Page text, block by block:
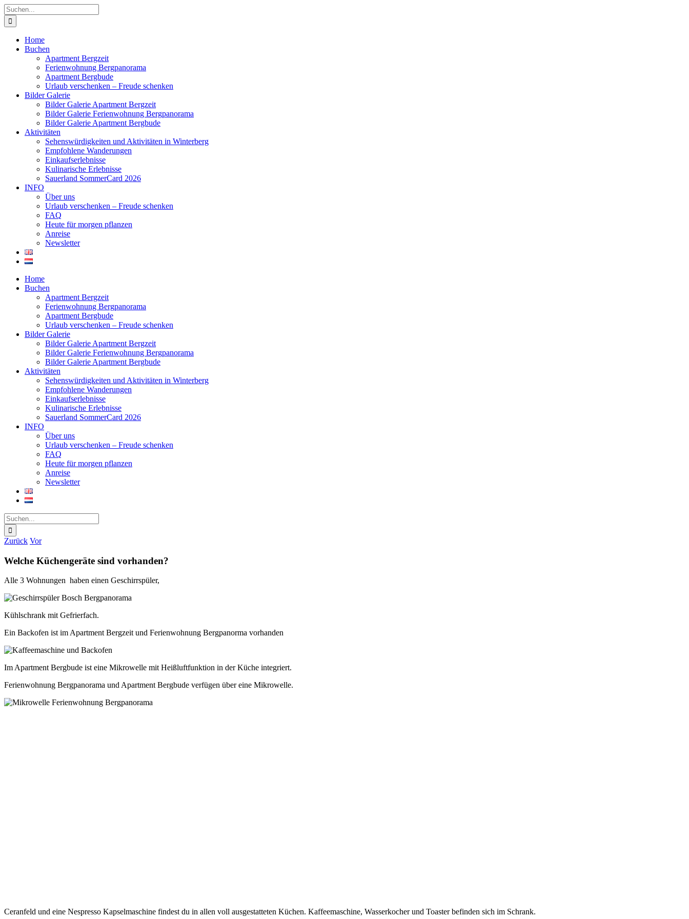
Zum
Inhalt
springen
Suche
nach:
Home
Buchen
Apartment Bergzeit
Ferienwohnung Bergpanorama
Apartment Bergbude
Urlaub verschenken – Freude schenken
Bilder Galerie
Bilder Galerie Apartment Bergzeit
Bilder Galerie Ferienwohnung Bergpanorama
Bilder Galerie Apartment Bergbude
Aktivitäten
Sehenswürdigkeiten und Aktivitäten in Winterberg
Empfohlene Wanderungen
Einkaufserlebnisse
Kulinarische Erlebnisse
Sauerland SommerCard 2026
INFO
Über uns
Urlaub verschenken – Freude schenken
FAQ
Heute für morgen pflanzen
Anreise
Newsletter
Home
Buchen
Apartment Bergzeit
Ferienwohnung Bergpanorama
Apartment Bergbude
Urlaub verschenken – Freude schenken
Bilder Galerie
Bilder Galerie Apartment Bergzeit
Bilder Galerie Ferienwohnung Bergpanorama
Bilder Galerie Apartment Bergbude
Aktivitäten
Sehenswürdigkeiten und Aktivitäten in Winterberg
Empfohlene Wanderungen
Einkaufserlebnisse
Kulinarische Erlebnisse
Sauerland SommerCard 2026
INFO
Über uns
Urlaub verschenken – Freude schenken
FAQ
Heute für morgen pflanzen
Anreise
Newsletter
Suche
nach:
Zurück Vor
Welche Küchengeräte sind vorhanden?
Alle 3 Wohnungen haben einen Geschirrspüler,
Kühlschrank mit Gefrierfach.
Ein Backofen ist im Apartment Bergzeit und Ferienwohnung Bergpanorma vorhanden
Im Apartment Bergbude ist eine Mikrowelle mit Heißluftfunktion in der Küche integriert.
Ferienwohnung Bergpanorama und Apartment Bergbude verfügen über eine Mikrowelle.
Ceranfeld und eine Nespresso Kapselmaschine findest du in allen voll ausgestatteten Küchen. Kaffeemaschine, Wasserkocher und Toaster befinden sich im Schrank.